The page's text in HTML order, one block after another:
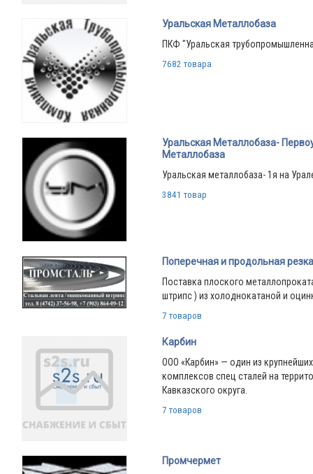
Уральская Металлобаза
ПКФ "Уральская
7682 товара
Уральская Металлобаза-
Металлобаза
Уральская металлобаза- 1я на
3841 товар
Поперечная и продольная
Поставка плоского
штрипс ) из холоднокатаной и
7 товаров
Карбин
ООО «Карбин» — один из
комплексов спец сталей на
Кавказского округа.
7 товаров
Промчермет